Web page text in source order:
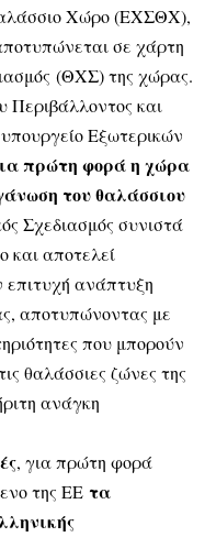
Χώρο (ΕΧΣΘΧ),
σε χάρτη
(ΘΧΣ)της χώρας.
Περιβάλλοντος και
Εξωτερικών
πρώτη φορά η χώρα
του θαλάσσιου
Σχεδιασμός συνιστά
και αποτελεί
επιτυχή ανάπτυξη
αποτυπώνοντας με
που μπορούν
θαλάσσιες ζώνες της
ανάγκη
, για πρώτη φορά
της ΕΕ τα